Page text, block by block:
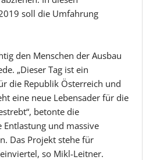
soll die Umfahrung
den Menschen der Ausbau
„Dieser Tag ist ein
die Republik Österreich und
eine neue Lebensader für die
betonte die
und massive
Das Projekt stehe für
so Mikl-Leitner.